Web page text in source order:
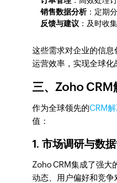
销售数据分析：定期
反馈与建议 ：及时收
这些需求对企业的信
运营效率，实现全球化
三、Zoho CRM
作为全球领先的CRM
值：
1. 市场调研与数
Zoho CRM集成了强大
动态、用户偏好和竞争